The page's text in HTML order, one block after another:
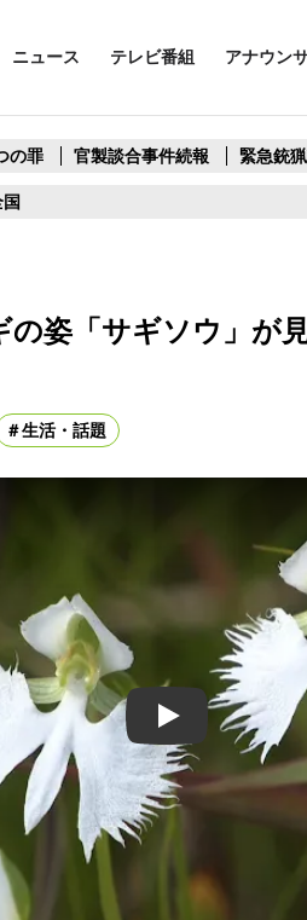
ニュース テレビ番組 アナウン
の罪 官製談合事件続報 緊急銃
の姿「サギソウ」が
生活・話題
Play